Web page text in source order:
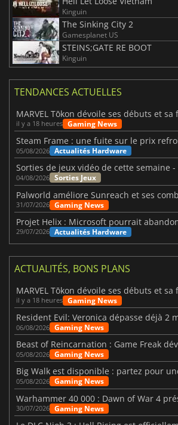
Kinguin
The Sinking City 2
Gamesplanet US
STEINS;GATE RE BOOT
Kinguin
TENDANCES ACTUELLES
il y a 18 heures Gaming News
05/08/2026 Actualités Hardware
04/08/2026 Sorties Jeux
Palworld améliore Sunreach et ses
31/07/2026 Gaming News
Projet Helix : Microsoft pourrait
29/07/2026 Actualités Hardware
ACTUALITÉS, BONS PLANS
il y a 18 heures Gaming News
06/08/2026 Gaming News
05/08/2026 Gaming News
05/08/2026 Gaming News
30/07/2026 Gaming News